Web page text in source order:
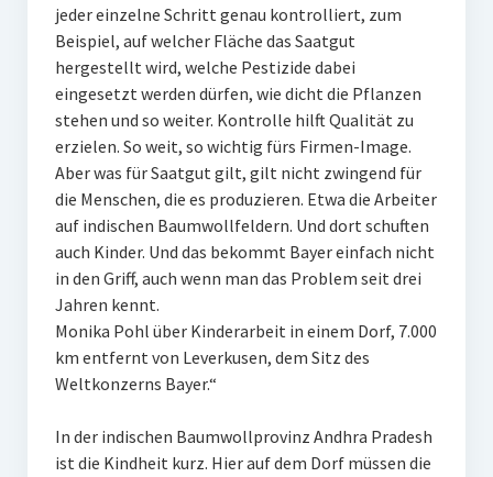
jeder einzelne Schritt genau kontrolliert, zum
Beispiel, auf welcher Fläche das Saatgut
hergestellt wird, welche Pestizide dabei
eingesetzt werden dürfen, wie dicht die Pflanzen
stehen und so weiter. Kontrolle hilft Qualität zu
erzielen. So weit, so wichtig fürs Firmen-Image.
Aber was für Saatgut gilt, gilt nicht zwingend für
die Menschen, die es produzieren. Etwa die Arbeiter
auf indischen Baumwollfeldern. Und dort schuften
auch Kinder. Und das bekommt Bayer einfach nicht
in den Griff, auch wenn man das Problem seit drei
Jahren kennt.
Monika Pohl über Kinderarbeit in einem Dorf, 7.000
km entfernt von Leverkusen, dem Sitz des
Weltkonzerns Bayer.“
In der indischen Baumwollprovinz Andhra Pradesh
ist die Kindheit kurz. Hier auf dem Dorf müssen die